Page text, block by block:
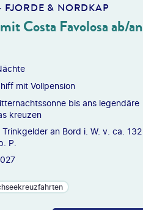
FJORDE & NORDKAP
Costa Favolosa ab/an
mit Vollpension
bis ans legendäre
kreuzen
Trinkgelder an Bord i. W. v. ca. 132
P.